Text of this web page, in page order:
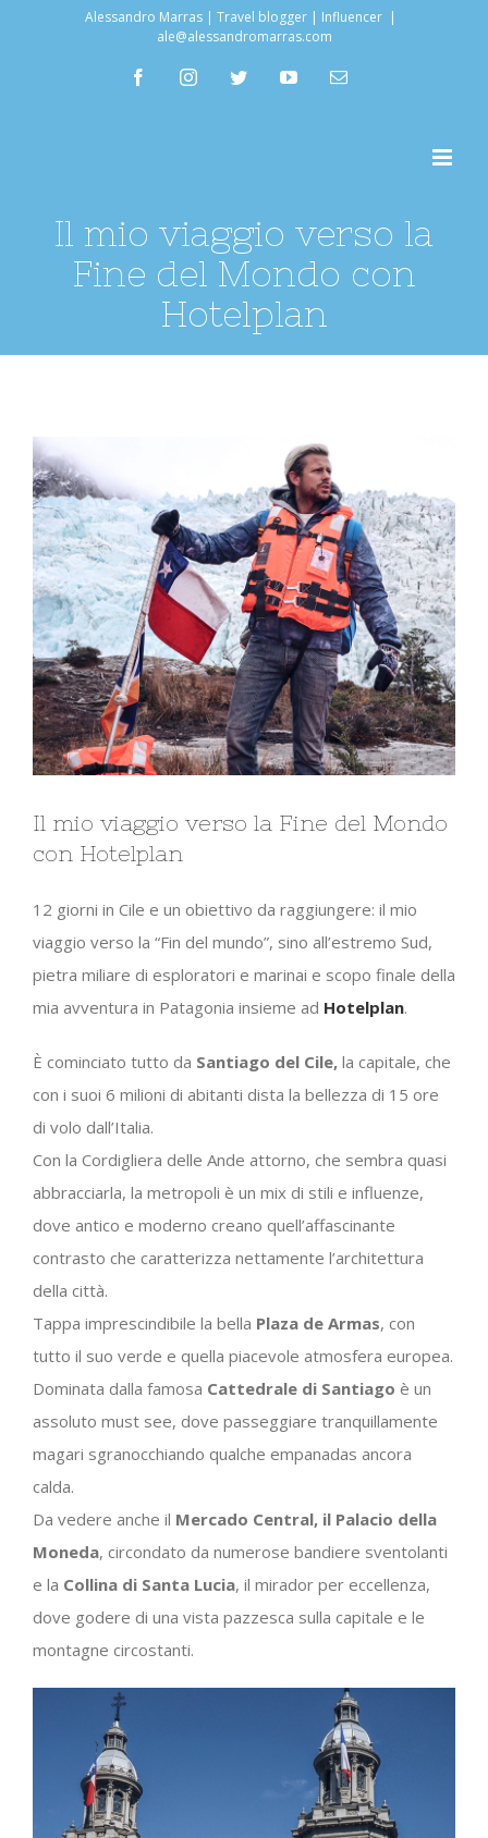
Alessandro Marras | Travel blogger | Influencer |
ale@alessandromarras.com
facebookinstagramtwitter youtubeEmail
Il mio viaggio verso la
Fine del Mondo con
Hotelplan
Ingrandisci
immagine
Il mio viaggio verso la Fine del Mondo
con Hotelplan
12 giorni in Cile e un obiettivo da raggiungere: il mio
viaggio verso la “Fin del mundo”, sino all’estremo Sud,
pietra miliare di esploratori e marinai e scopo finale della
mia avventura in Patagonia insieme ad Hotelplan.
È cominciato tutto da Santiago del Cile, la capitale, che
con i suoi 6 milioni di abitanti dista la bellezza di 15 ore
di volo dall’Italia.
Con la Cordigliera delle Ande attorno, che sembra quasi
abbracciarla, la metropoli è un mix di stili e influenze,
dove antico e moderno creano quell’affascinante
contrasto che caratterizza nettamente l’architettura
della città.
Tappa imprescindibile la bella Plaza de Armas, con
tutto il suo verde e quella piacevole atmosfera europea.
Dominata dalla famosa Cattedrale di Santiago è un
assoluto must see, dove passeggiare tranquillamente
magari sgranocchiando qualche empanadas ancora
calda.
Da vedere anche il Mercado Central, il Palacio della
Moneda, circondato da numerose bandiere sventolanti
e la Collina di Santa Lucia, il mirador per eccellenza,
dove godere di una vista pazzesca sulla capitale e le
montagne circostanti.